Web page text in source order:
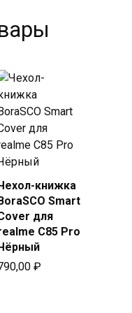
Купить
в Beeline
книжка
Smart
для
C85 Pro
₽